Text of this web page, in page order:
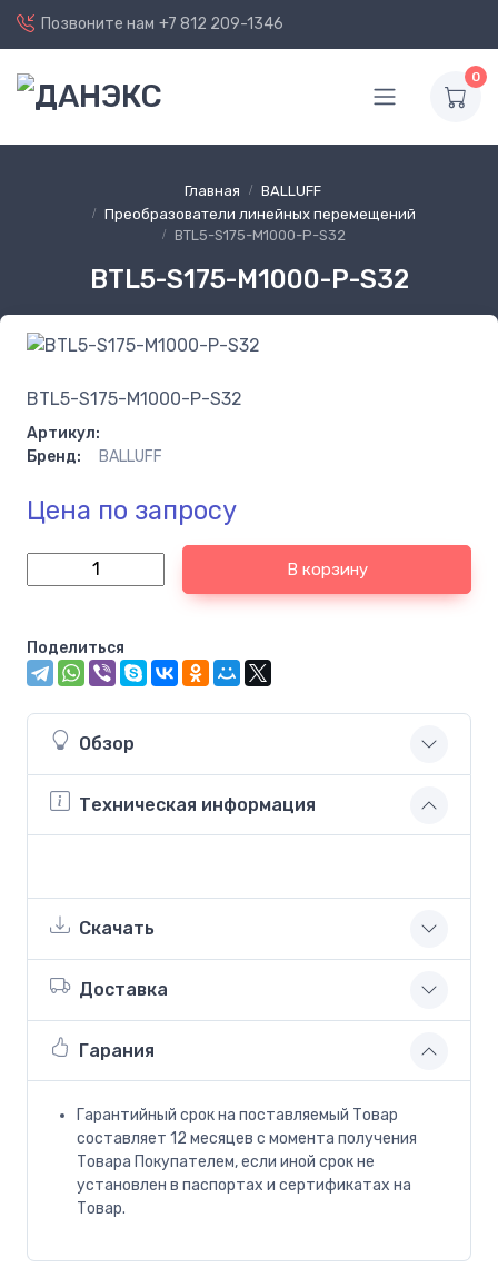
Позвоните нам +7 812 209-1346
0
Главная
BALLUFF
Преобразователи линейных перемещений
BTL5-S175-M1000-P-S32
BTL5-S175-M1000-P-S32
BTL5-S175-M1000-P-S32
Артикул:
Бренд:
BALLUFF
Цена по запросу
В корзину
Поделиться
Обзор
Техническая информация
Скачать
Доставка
Гарания
Гарантийный срок на поставляемый Товар
составляет 12 месяцев с момента получения
Товара Покупателем, если иной срок не
установлен в паспортах и сертификатах на
Товар.